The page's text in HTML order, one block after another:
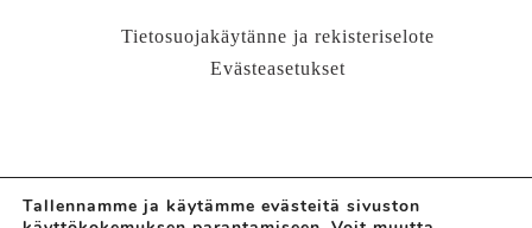
Tietosuojakäytänne ja rekisteriselote
Evästeasetukset
Tallennamme ja käytämme evästeitä sivuston